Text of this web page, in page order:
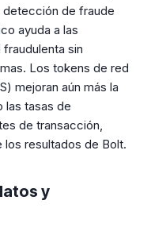
detección de fraude
ayuda a las
sin
Los tokens de red
mejoran aún más la
las tasas de
de transacción,
resultados de Bolt.
y